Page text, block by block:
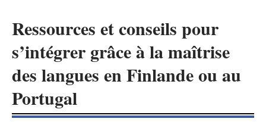
Ressources et conseils pour
s’intégrer grâce à la maîtrise
des langues en Finlande ou au
Portugal